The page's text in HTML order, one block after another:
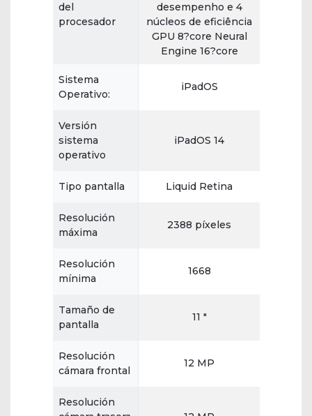
del
procesador
desempenho e 4
núcleos de eficiência
GPU 8?core Neural
Engine 16?core
Sistema
Operativo:
iPadOS
Versión
sistema
operativo
iPadOS 14
Tipo pantalla Liquid Retina
Resolución
máxima
2388 píxeles
Resolución
mínima
1668
Tamaño de
pantalla
11 "
Resolución
cámara frontal
12 MP
Resolución